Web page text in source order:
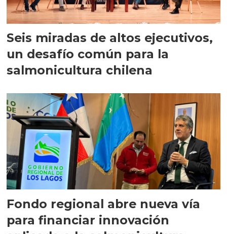
Seis miradas de altos ejecutivos,
un desafío común para la
salmonicultura chilena
Fondo regional abre nueva vía
para financiar innovación